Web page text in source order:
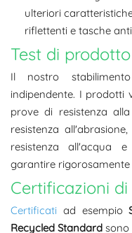
ulteriori
riflettenti e tasche
Test di prodotto
Il nostro
indipendente. I prodotti
prove di resistenza
resistenza
resistenza all'acqua
garantire
Certificazioni
Certificati ad esempio
Recycled Standard sono